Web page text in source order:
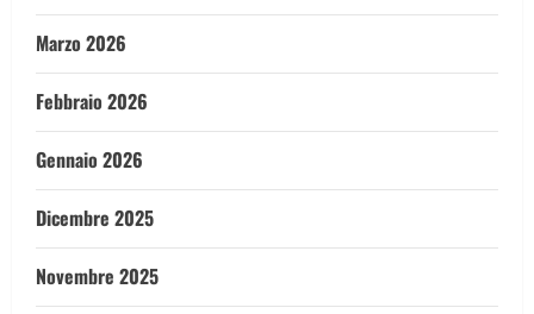
Marzo 2026
Febbraio 2026
Gennaio 2026
Dicembre 2025
Novembre 2025